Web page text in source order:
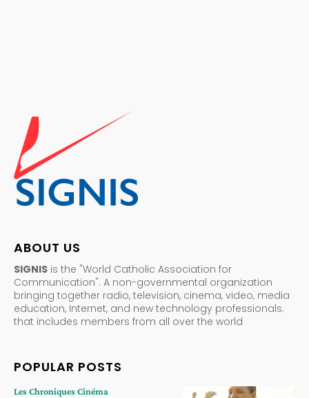
ABOUT US
SIGNIS is the "World Catholic Association for
Communication". A non-governmental organization
bringing together radio, television, cinema, video, media
education, Internet, and new technology professionals.
that includes members from all over the world
POPULAR POSTS
Les Chroniques Cinéma